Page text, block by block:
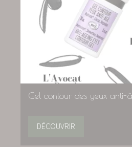
Gel contour des yeux
DÉCOUVRIR